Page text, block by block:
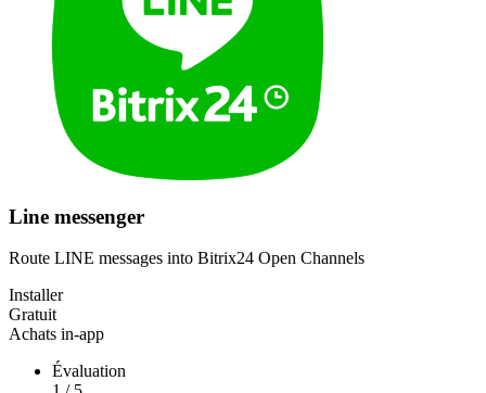
Line messenger
Route LINE messages into Bitrix24 Open Channels
Installer
Gratuit
Achats in-app
Évaluation